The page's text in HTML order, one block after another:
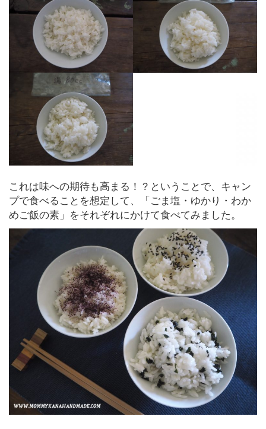
これは味への期待も高まる！？ということで、キャン
プで食べることを想定して、「ごま塩・ゆかり・わか
めご飯の素」をそれぞれにかけて食べてみました。